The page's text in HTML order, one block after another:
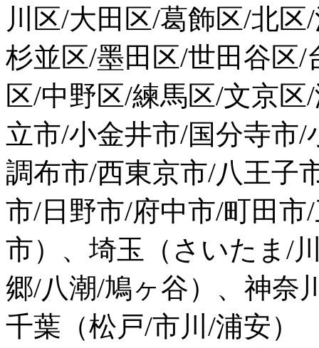
川区/大田区/葛飾区/北
杉並区/墨田区/世田谷区
区/中野区/練馬区/文京
立市/小金井市/国分寺市
調布市/西東京市/八王子
市/日野市/府中市/町田
市）、埼玉（さいたま/
郷/八潮/鳩ヶ谷）、神奈
千葉（松戸/市川/浦安）